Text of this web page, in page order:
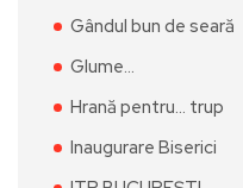
Gândul bun de seară
Glume…
Hrană pentru… trup
Inaugurare Biserici